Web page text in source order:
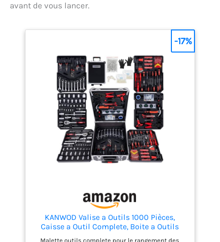
avant de vous lancer.
KANWOD Valise a Outils 1000 Pièces,
Caisse a Outil Complete, Boite a Outils
Portable avec Roulettes, Mallette en
Malette outils complete pour le rangement des
-17%